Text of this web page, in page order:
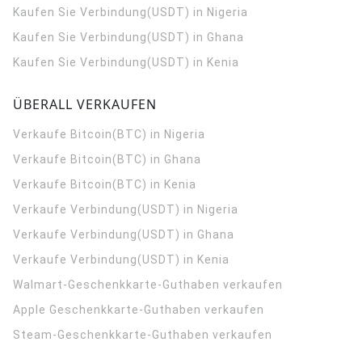
Kaufen Sie Verbindung(USDT) in Nigeria
Kaufen Sie Verbindung(USDT) in Ghana
Kaufen Sie Verbindung(USDT) in Kenia
ÜBERALL VERKAUFEN
Verkaufe Bitcoin(BTC) in Nigeria
Verkaufe Bitcoin(BTC) in Ghana
Verkaufe Bitcoin(BTC) in Kenia
Verkaufe Verbindung(USDT) in Nigeria
Verkaufe Verbindung(USDT) in Ghana
Verkaufe Verbindung(USDT) in Kenia
Walmart-Geschenkkarte-Guthaben verkaufen
Apple Geschenkkarte-Guthaben verkaufen
Steam-Geschenkkarte-Guthaben verkaufen